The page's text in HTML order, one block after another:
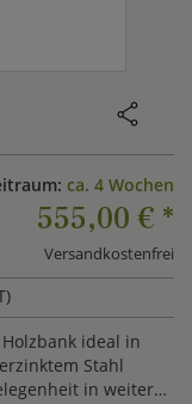
ca. 4 Wochen
555,00 € *
Versandkostenfrei
ideal in
Stahl
in weiteren